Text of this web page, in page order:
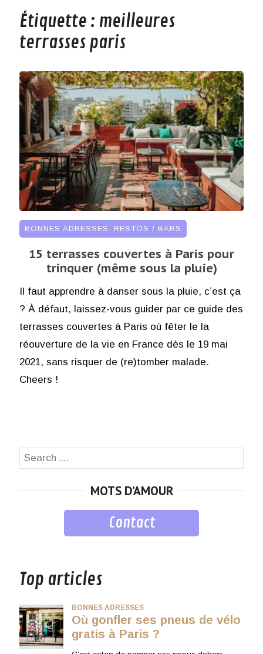
Étiquette : meilleures
terrasses paris
BONNES ADRESSES RESTOS / BARS
15 terrasses couvertes à Paris pour
trinquer (même sous la pluie)
Il faut apprendre à danser sous la pluie, c’est ça
? À défaut, laissez-vous guider par ce guide des
terrasses couvertes à Paris où fêter le la
réouverture de la vie en France dès le 19 mai
2021, sans risquer de (re)tomber malade.
Cheers !
Search
MOTS D’AMOUR
Contact
Top articles